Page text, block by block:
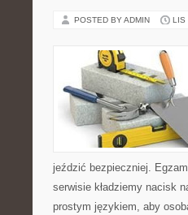
POSTED BY ADMIN LIS
jeździć bezpieczniej.
serwisie kładziemy nacisk
prostym językiem, aby